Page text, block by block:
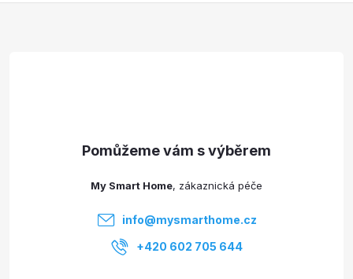
My Smart Home
info@mysmarthome.cz
+420 602 705 644